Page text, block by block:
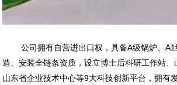
公司拥有自营进出口权，具备A级锅炉、
造、安装全链条资质，设立博士后科研工作站、
山东省企业技术中心等9大科技创新平台，拥有